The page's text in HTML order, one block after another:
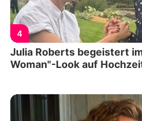
4
Julia Roberts begeistert
Woman"-Look auf